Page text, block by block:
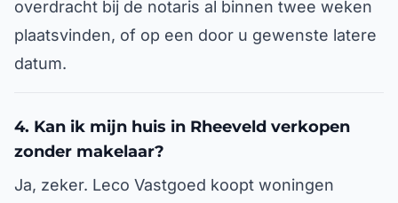
overdracht bij de notaris al binnen twee weken
plaatsvinden, of op een door u gewenste latere
datum.
4. Kan ik mijn huis in Rheeveld verkopen
zonder makelaar?
Ja, zeker. Leco Vastgoed koopt woningen